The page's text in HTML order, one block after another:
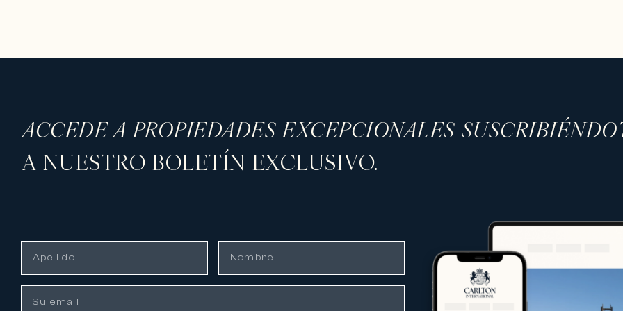
ACCEDE A PROPIEDADES EXCEPCIONALES
A NUESTRO BOLETÍN EXCLUSIVO.